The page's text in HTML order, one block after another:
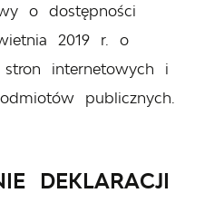
o dostępności
2019 r. o
internetowych i
publicznych.
DEKLARACJI